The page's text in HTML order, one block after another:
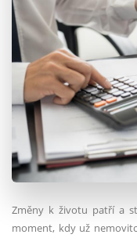
Změny k životu patří a
moment, kdy už